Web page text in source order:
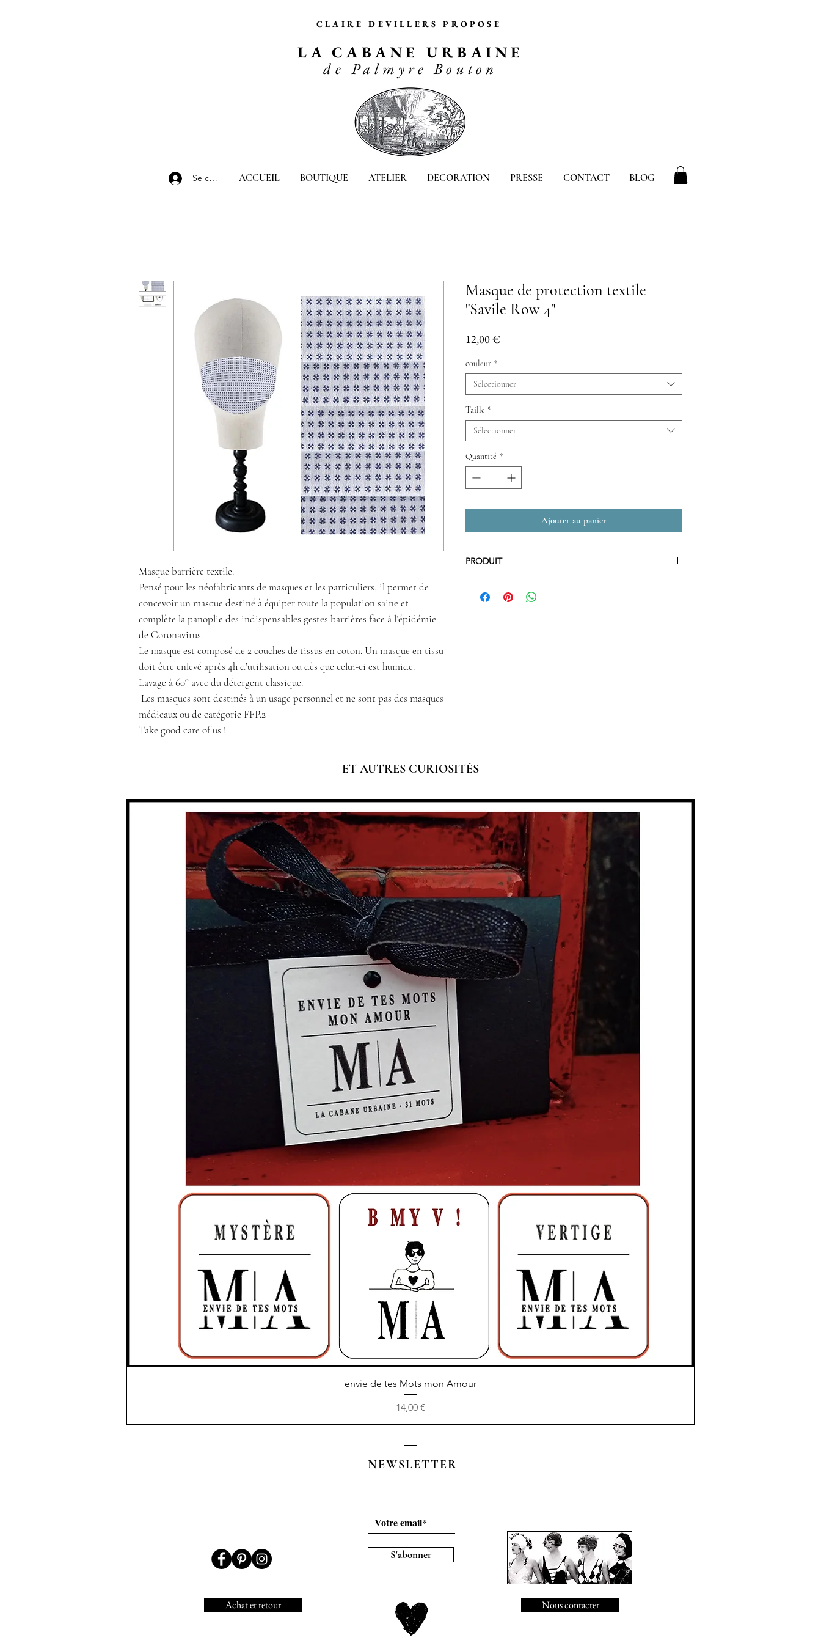
CLAIRE DEVILLERS PROPOSE
LA CABANE URBAINE
de Palmyre Bouton
Se connecterACCUEIL BOUTIQUE ATELIER DECORATION PRESSE CONTACT BLOG
Masque barrière textile.
Pensé pour les néofabricants de masques et les particuliers, il permet de
concevoir un masque destiné à équiper toute la population saine et
complète la panoplie des indispensables gestes barrières face à l’épidémie
de Coronavirus.
Le masque est composé de 2 couches de tissus en coton.Un masque en tissu
doit être enlevé après 4h d’utilisation ou dès que celui-ci est humide.
Lavage à 60° avec du détergent classique.
Les masques sont destinés à un usage personnel et ne sont pas des masques
médicaux ou de catégorie FFP.2
Take good care of us !
Masque de protection textile
"Savile Row 4"
12,00 €
couleur *
Sélectionner
Taille *
Sélectionner
Quantité *
Ajouter au panier
PRODUIT
Coton, doublure coton
sociale visant à lutter contre les infections virales» !
Nous vous proposons dans nos pages DIY le mode
souhaitezICI
ET AUTRES CURIOSITÉS
Aperçu rapide
envie de tes Mots mon Amour
Prix
14,00 €
NEWSLETTER
S'abonner
Achat et retour Nous contacter